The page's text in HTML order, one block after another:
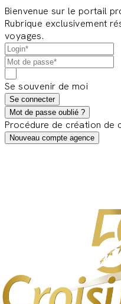
Bienvenue sur le portail
Rubrique exclusivement
voyages.
Se souvenir de moi
Se connecter
Mot de passe oublié ?
Procédure de création de
Nouveau compte agence